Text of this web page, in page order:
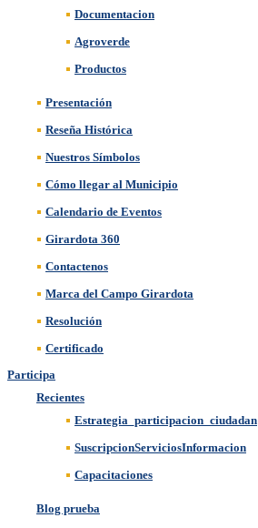
Documentacion
Agroverde
Productos
Presentación
Reseña Histórica
Nuestros Símbolos
Cómo llegar al Municipio
Calendario de Eventos
Girardota 360
Contactenos
Marca del Campo Girardota
Resolución
Certificado
Participa
Recientes
Estrategia_participacion_ciudadan
SuscripcionServiciosInformacion
Capacitaciones
Blog prueba